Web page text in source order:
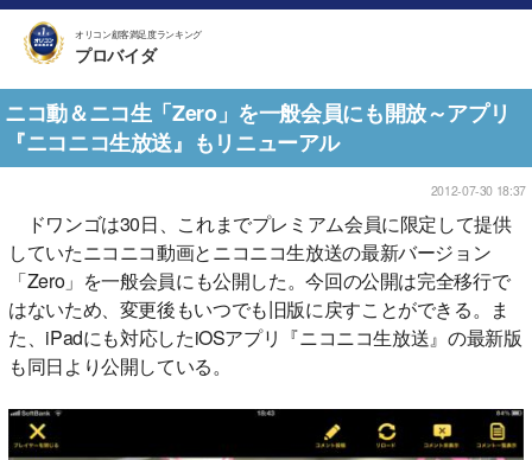
オリコン顧客満足度ランキング
プロバイダ
ニコ動＆ニコ生「Zero」を一般会員にも開放～アプリ
『ニコニコ生放送』もリニューアル
2012-07-30 18:37
ドワンゴは30日、これまでプレミアム会員に限定して提供
していたニコニコ動画とニコニコ生放送の最新バージョン
「Zero」を一般会員にも公開した。今回の公開は完全移行で
はないため、変更後もいつでも旧版に戻すことができる。ま
た、iPadにも対応したiOSアプリ『ニコニコ生放送』の最新版
も同日より公開している。